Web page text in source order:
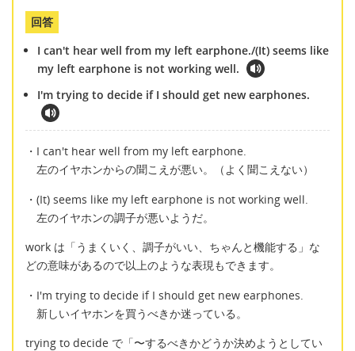
回答
I can't hear well from my left earphone./(It) seems like
my left earphone is not working well.
I'm trying to decide if I should get new earphones.
・I can't hear well from my left earphone.
左のイヤホンからの聞こえが悪い。（よく聞こえない）
・(It) seems like my left earphone is not working well.
左のイヤホンの調子が悪いようだ。
work は「うまくいく、調子がいい、ちゃんと機能する」な
どの意味があるので以上のような表現もできます。
・I'm trying to decide if I should get new earphones.
新しいイヤホンを買うべきか迷っている。
trying to decide で「〜するべきかどうか決めようとしてい